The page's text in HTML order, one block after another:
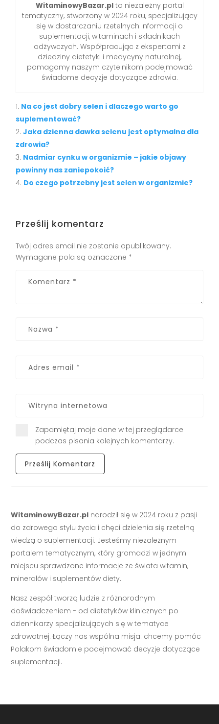
WitaminowyBazar.plto niezależny portal
tematyczny, stworzony w 2024 roku, specjalizujący
się w dostarczaniu rzetelnych informacji o
suplementacji, witaminach i składnikach
odżywczych. Współpracując z ekspertami z
dziedziny dietetyki i medycyny naturalnej,
pomagamy naszym czytelnikom podejmować
świadome decyzje dotyczące zdrowia.
Na co jest dobry selen i dlaczego warto go
suplementować?
Jaka dzienna dawka selenu jest optymalna dla
zdrowia?
Nadmiar cynku w organizmie – jakie objawy
powinny nas zaniepokoić?
Do czego potrzebny jest selen w organizmie?
Prześlij komentarz
Twój adres email nie zostanie opublikowany.
Wymagane pola są oznaczone *
Zapamiętaj moje dane w tej przeglądarce
podczas pisania kolejnych komentarzy.
WitaminowyBazar.pl narodził się w 2024 roku z pasji
do zdrowego stylu życia i chęci dzielenia się rzetelną
wiedzą o suplementacji. Jesteśmy niezależnym
portalem tematycznym, który gromadzi w jednym
miejscu sprawdzone informacje ze świata witamin,
minerałów i suplementów diety.
Nasz zespół tworzą ludzie z różnorodnym
doświadczeniem - od dietetyków klinicznych po
dziennikarzy specjalizujących się w tematyce
zdrowotnej. Łączy nas wspólna misja: chcemy pomóc
Polakom świadomie podejmować decyzje dotyczące
suplementacji.